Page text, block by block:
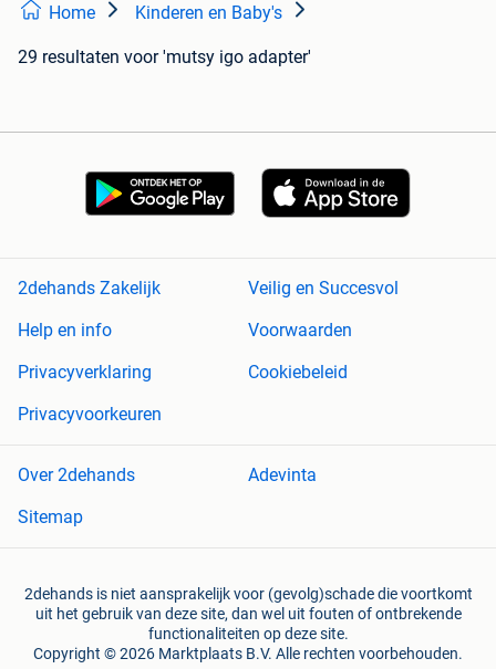
Home Kinderen en Baby's
29 resultaten voor 'mutsy igo adapter'
2dehands Zakelijk
Veilig en Succesvol
Help en info
Voorwaarden
Privacyverklaring
Cookiebeleid
Privacyvoorkeuren
Over 2dehands
Adevinta
Sitemap
2dehands is niet aansprakelijk voor (gevolg)schade die voortkomt
uit het gebruik van deze site, dan wel uit fouten of ontbrekende
functionaliteiten op deze site.
Copyright © 2026 Marktplaats B.V. Alle rechten voorbehouden.